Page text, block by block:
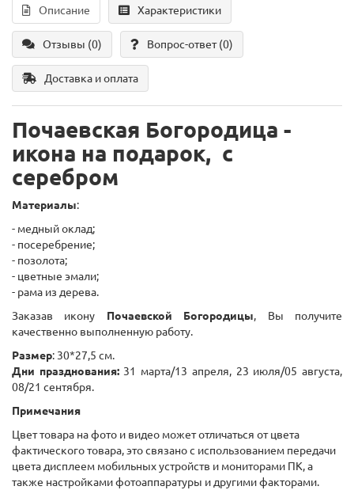
Описание Характеристики
Отзывы (0) Вопрос-ответ(0)
Доставка и оплата
Почаевская Богородица -
икона на подарок, с
серебром
Материалы:
- медный оклад;
- посеребрение;
- позолота;
- цветные эмали;
- рама из дерева.
Заказав икону Почаевской Богородицы, Вы получите
качественно выполненную работу.
Размер: 30*27,5 см.
Дни празднования: 31 марта/13 апреля, 23 июля/05 августа,
08/21 сентября.
Примечания
Цвет товара на фото и видео может отличаться от цвета
фактического товара, это связано с использованием передачи
цвета дисплеем мобильных устройств и мониторами ПК, а
также настройками фотоаппаратуры и другими факторами.